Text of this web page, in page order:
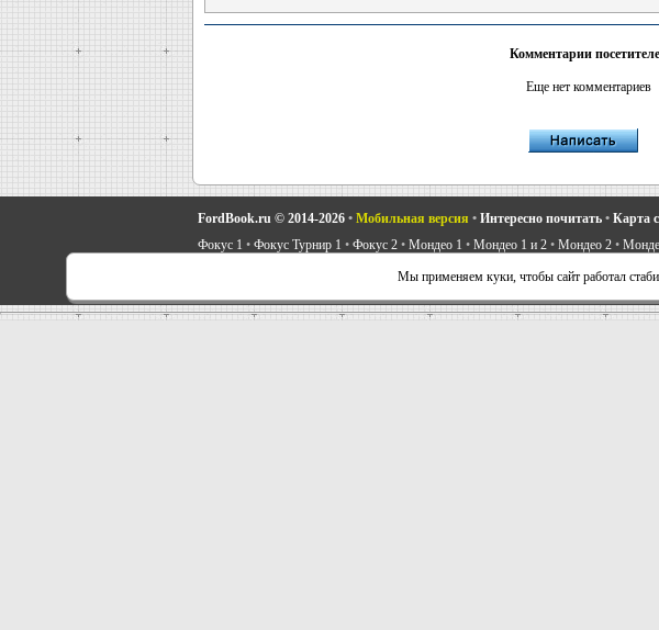
Комментарии
Еще нет комментариев
FordBook.ru © 2014-2026 • Мобильная версия • Интересно почитать • Карта
Фокус 1 • Фокус Турнир 1 • Фокус 2 • Мондео 1 • Мондео 1 и 2 • Мондео 2 •
Мы применяем куки, чтобы сайт работал